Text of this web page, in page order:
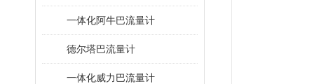
一体化阿牛巴流量计
德尔塔巴流量计
一体化威力巴流量计